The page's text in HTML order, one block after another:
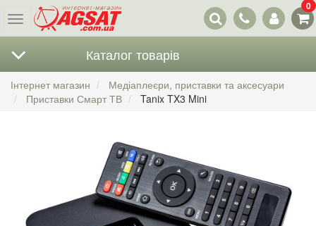
Меню
Наші
контакти
0
Каталог товарів
Інтернет магазин
Медіаплеєри, приставки та аксесуари
Приставки Смарт ТВ
Tanix TX3 Mini